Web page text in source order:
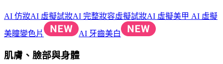
AI 仿妝AI 虛擬試妝AI 完整妝容虛擬試妝AI 虛擬美甲 AI 虛擬
美瞳變色片 AI 牙齒美白
肌膚、臉部與身體